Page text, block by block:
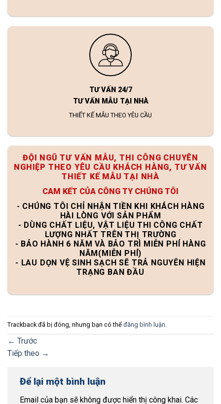
TƯ VẤN 24/7
TƯ VẤN MẪU TẠI NHÀ
THIẾT KẾ MẪU THEO YÊU CẦU
ĐỘI NGŨ TƯ VẤN MẪU, THI CÔNG CHUYÊN
NGHIỆP THEO YÊU CẦU KHÁCH HÀNG, TƯ VẤN
THIẾT KẾ MẪU TẠI NHÀ
CAM KẾT CỦA CÔNG TY CHÚNG TÔI
- CHÚNG TÔI CHỈ NHẬN TIỀN KHI KHÁCH HÀNG
HÀI LÒNG VỚI SẢN PHẨM
- DÙNG CHẤT LIỆU, VẬT LIỆU THI CÔNG CHẤT
LƯỢNG NHẤT TRÊN THỊ TRƯỜNG
- BẢO HÀNH 6 NĂM VÀ BẢO TRÌ MIỄN PHÍ HÀNG
NĂM(MIỄN PHÍ)
- LAU DỌN VỆ SINH SẠCH SẼ TRẢ NGUYÊN HIỆN
TRẠNG BAN ĐẦU
Trackback đã bị đóng, nhưng bạn có thể đăng bình luận
← Trước
Tiếp theo →
Để lại một bình luận
Email của bạn sẽ không được hiển thị công khai. Các